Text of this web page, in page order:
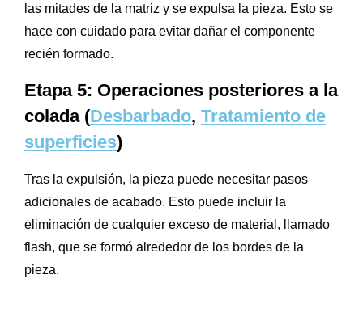
las mitades de la matriz y se expulsa la pieza. Esto se
hace con cuidado para evitar dañar el componente
recién formado.
Etapa 5: Operaciones posteriores a la
colada (Desbarbado, Tratamiento de
superficies)
Tras la expulsión, la pieza puede necesitar pasos
adicionales de acabado. Esto puede incluir la
eliminación de cualquier exceso de material, llamado
flash, que se formó alrededor de los bordes de la
pieza.